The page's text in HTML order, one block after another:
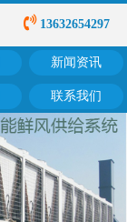
13632654297
新闻资讯
联系我们